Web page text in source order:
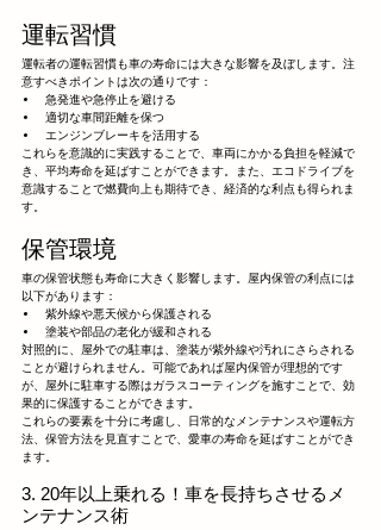
運転習慣
運転者の運転習慣も車の寿命には大きな影響を及ぼします。注
意すべきポイントは次の通りです：
急発進や急停止を避ける
適切な車間距離を保つ
エンジンブレーキを活用する
これらを意識的に実践することで、車両にかかる負担を軽減で
き、平均寿命を延ばすことができます。また、エコドライブを
意識することで燃費向上も期待でき、経済的な利点も得られま
す。
保管環境
車の保管状態も寿命に大きく影響します。屋内保管の利点には
以下があります：
紫外線や悪天候から保護される
塗装や部品の老化が緩和される
対照的に、屋外での駐車は、塗装が紫外線や汚れにさらされる
ことが避けられません。可能であれば屋内保管が理想的です
が、屋外に駐車する際はガラスコーティングを施すことで、効
果的に保護することができます。
これらの要素を十分に考慮し、日常的なメンテナンスや運転方
法、保管方法を見直すことで、愛車の寿命を延ばすことができ
ます。
3. 20年以上乗れる！車を長持ちさせるメ
ンテナンス術